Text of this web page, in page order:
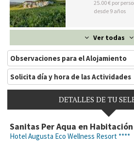
25.00 € por
desde 9 años
Ver todas
Observaciones para el Alojamiento
Solicita día y hora de las Actividades
DETALLES DE TU
Sanitas Per Aqua en
Hotel Augusta Eco Wellness Resort ****